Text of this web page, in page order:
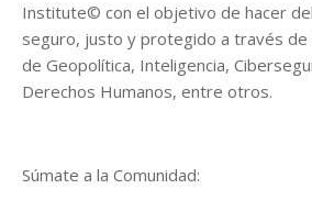
Institute© con el objetivo de hacer
seguro, justo y protegido a través de
de Geopolítica, Inteligencia,
Derechos Humanos, entre otros.
Súmate a la Comunidad: